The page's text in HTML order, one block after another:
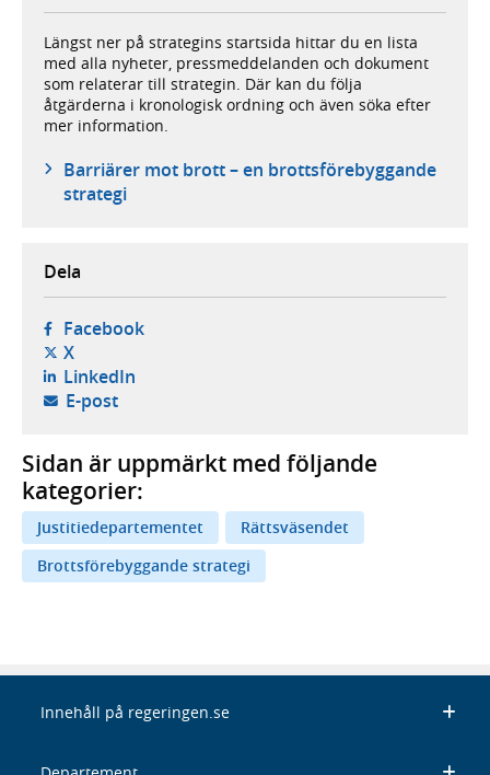
Längst ner på strategins startsida hittar du en lista
med alla nyheter, pressmeddelanden och dokument
som relaterar till strategin. Där kan du följa
åtgärderna i kronologisk ordning och även söka efter
mer information.
Barriärer mot brott – en brottsförebyggande
strategi
Dela
Facebook- öppnas i ny flik, extern webbplats,
X- öppnas i ny flik, extern webbplats,
LinkedIn- öppnas i ny flik, extern webbplats,
E-post- öppnar din e-postklient,
Sidan är uppmärkt med följande
kategorier:
Justitiedepartementet
Rättsväsendet
Brottsförebyggande strategi
Innehåll på regeringen.se